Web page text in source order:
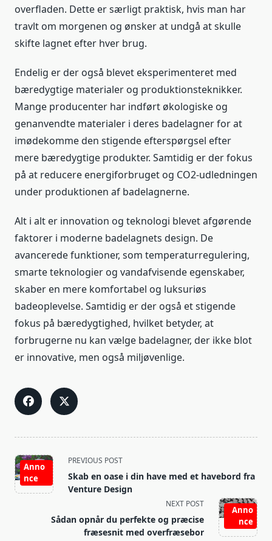
overfladen. Dette er særligt praktisk, hvis man har
travlt om morgenen og ønsker at undgå at skulle
skifte lagnet efter hver brug.
Endelig er der også blevet eksperimenteret med
bæredygtige materialer og produktionsteknikker.
Mange producenter har indført økologiske og
genanvendte materialer i deres badelagner for at
imødekomme den stigende efterspørgsel efter
mere bæredygtige produkter. Samtidig er der fokus
på at reducere energiforbruget og CO2-udledningen
under produktionen af badelagnerne.
Alt i alt er innovation og teknologi blevet afgørende
faktorer i moderne badelagnets design. De
avancerede funktioner, som temperaturregulering,
smarte teknologier og vandafvisende egenskaber,
skaber en mere komfortabel og luksuriøs
badeoplevelse. Samtidig er der også et stigende
fokus på bæredygtighed, hvilket betyder, at
forbrugerne nu kan vælge badelagner, der ikke blot
er innovative, men også miljøvenlige.
<span
class="nav-
subtitle
text">Page</span>
Anno
nce
PREVIOUS POST
Skab en oase i din have med et havebord fra
Venture Design
Anno
nce
NEXT POST
Sådan opnår du perfekte og præcise
fræsesnit med overfræsebor